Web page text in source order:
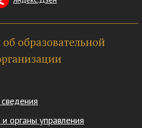
образовательной
и органы управления